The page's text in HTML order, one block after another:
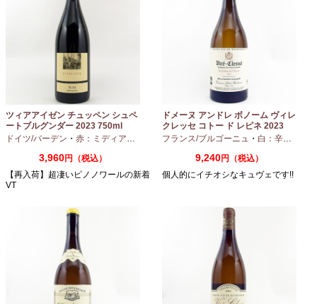
ツィアアイゼン チュッペン シュペ
ートブルグンダー 2023 750ml
ドイツ/バーデン ・ 赤：ミディアムボディ ・ピノノワール
3,960円（税込）
【再入荷】超凄いピノノワールの新着
VT
ドメーヌ アンドレ ボノーム ヴィレ
クレッセ コトー ド レピネ 2023
750ml
フランス/ブルゴーニュ ・ 白：辛口
9,240円（税込）
個人的にイチオシなキュヴェです!!